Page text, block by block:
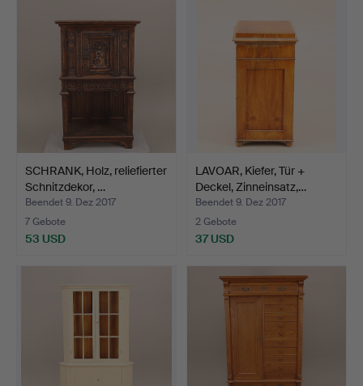
SCHRANK, Holz, reliefierter
Schnitzdekor, …
Beendet 9. Dez 2017
7 Gebote
53 USD
LAVOAR, Kiefer, Tür +
Deckel, Zinneinsatz,…
Beendet 9. Dez 2017
2 Gebote
37 USD